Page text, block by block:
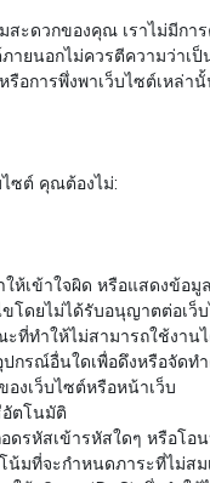
สะดวกของคุณ เราไม่มีก
ภายนอกไม่ควรตีความว่
รือการพึ่งพาเว็บไซต์เหล่า
ไซต์ คุณต้องไม่:
ห้เข้าใจผิด หรือแสดงข้อ
โดยไม่ได้รับอนุญาตต่อเว็
ที่ทำให้ไม่สามารถใช้งาน
กรณ์อื่นใดเพื่อดึงหรือจัด
งเว็บไซต์หรือหน้าเว็บ
ตโนมัติ
ดรหัสเข้ารหัสใดๆ หรือโอ
มที่จะกำหนดภาระที่ไม่ส